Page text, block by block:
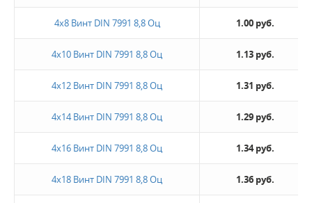
4х8 Винт DIN 7991 8,8 Оц 1.00 руб.
4х10 Винт DIN 7991 8,8 Оц 1.13 руб.
4х12 Винт DIN 7991 8,8 Оц 1.31 руб.
4х14 Винт DIN 7991 8,8 Оц 1.29 руб.
4х16 Винт DIN 7991 8,8 Оц 1.34 руб.
4х18 Винт DIN 7991 8,8 Оц 1.36 руб.